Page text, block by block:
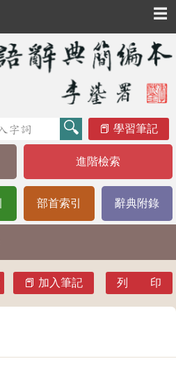
☰
學習筆記
進階檢索
部首索引 辭典附錄
加入筆記 列 印